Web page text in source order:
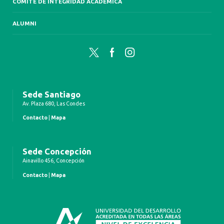
ALUMNI
Twitter FacebookInstagram
Sede Santiago
Av. Plaza 680, Las Condes
Contacto Mapa
Sede Concepción
Ainavillo 456, Concepción
Contacto Mapa